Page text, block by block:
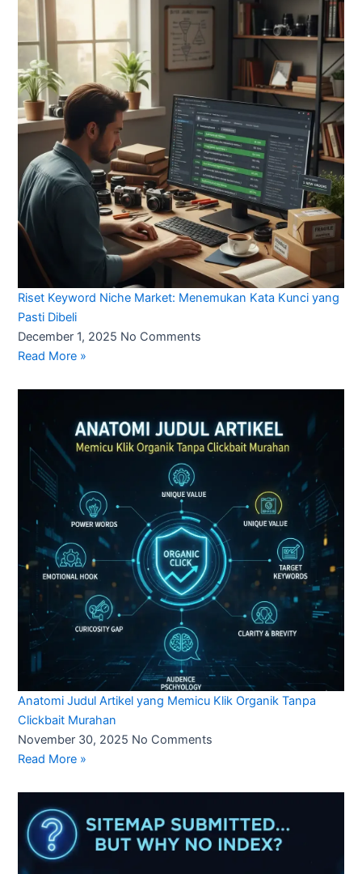
Riset Keyword Niche Market: Menemukan Kata Kunci yang
Pasti Dibeli
December 1, 2025 No Comments
Read More »
Anatomi Judul Artikel yang Memicu Klik Organik Tanpa
Clickbait Murahan
November 30, 2025 No Comments
Read More »